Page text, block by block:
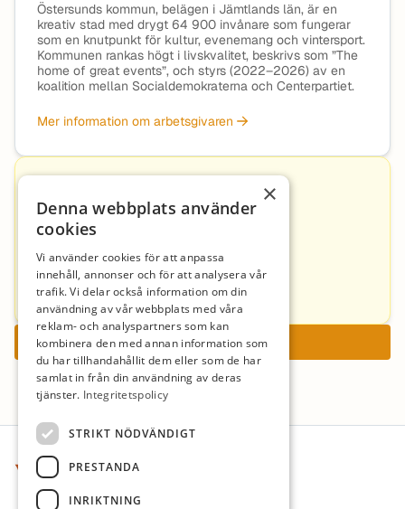
Östersunds kommun, belägen i Jämtlands län, är en
kreativ stad med drygt 64 900 invånare som fungerar
som en knutpunkt för kultur, evenemang och vintersport.
Kommunen rankas högt i livskvalitet, beskrivs som ”The
home of great events”, och styrs (2022–2026) av en
koalition mellan Socialdemokraterna och Centerpartiet.
Mer information om arbetsgivaren
morgan.bygdell@ostersund.se
+46764276235
Ansök nu
Sidfot
×
Denna webbplats använder
cookies
Vi använder cookies för att anpassa
innehåll, annonser och för att analysera vår
trafik. Vi delar också information om din
användning av vår webbplats med våra
reklam- och analyspartners som kan
kombinera den med annan information som
du har tillhandahållit dem eller som de har
samlat in från din användning av deras
tjänster. Integritetspolicy
STRIKT NÖDVÄNDIGT
PRESTANDA
INRIKTNING